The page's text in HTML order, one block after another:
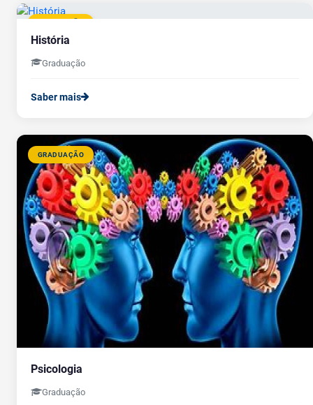
História
Graduação
Saber mais
GRADUAÇÃO
Psicologia
Graduação